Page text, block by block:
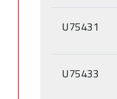
U75431
U75433